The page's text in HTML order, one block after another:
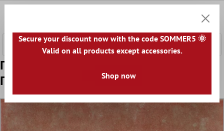
Πρότυπο Όψη Πλακιδίων Tσιμέντου
Πλακάκια Δαπέδου Milano Rosso
Secure your discount now with the code SOMMER5 🌞
Valid on all products except accessories.
Shop now